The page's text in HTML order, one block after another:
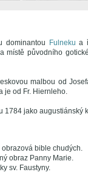
dominantou Fulneku a
místě původního
malbou od
je od Fr. Hiernleho.
1784 jako augustiánský
bible chudých.
obraz Panny Marie.
sv. Faustyny.